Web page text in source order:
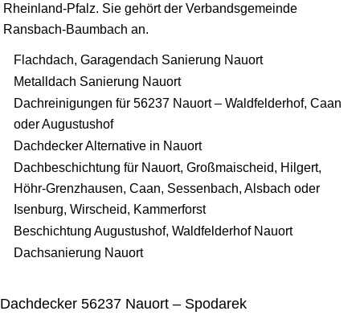
Rheinland-Pfalz. Sie gehört der Verbandsgemeinde
Ransbach-Baumbach an.
Flachdach, Garagendach Sanierung Nauort
Metalldach Sanierung Nauort
Dachreinigungen für 56237 Nauort – Waldfelderhof, Caan
oder Augustushof
Dachdecker Alternative in Nauort
Dachbeschichtung für Nauort, Großmaischeid, Hilgert,
Höhr-Grenzhausen, Caan, Sessenbach, Alsbach oder
Isenburg, Wirscheid, Kammerforst
Beschichtung Augustushof, Waldfelderhof Nauort
Dachsanierung Nauort
Dachdecker 56237 Nauort – Spodarek